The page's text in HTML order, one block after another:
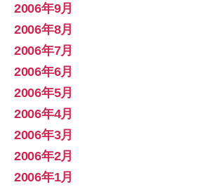
2006年9月
2006年8月
2006年7月
2006年6月
2006年5月
2006年4月
2006年3月
2006年2月
2006年1月